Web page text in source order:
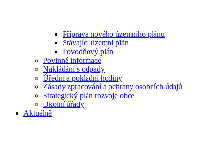
Příprava nového územního plánu
Stávající územní plán
Povodňový plán
Povinné informace
Nakládání s odpady
Úřední a pokladní hodiny
Zásady zpracování a ochrany osobních údajů
Strategický plán rozvoje obce
Okolní úřady
Aktuálně